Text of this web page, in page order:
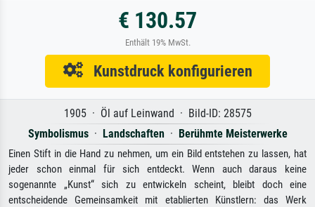
€ 130.57
Enthält 19% MwSt.
Kunstdruck konfigurieren
1905 · Öl auf Leinwand · Bild-ID: 28575
Symbolismus· Landschaften · Berühmte Meisterwerke
Einen Stift in die Hand zu nehmen, um ein Bild entstehen zu lassen, hat
jeder schon einmal für sich entdeckt. Wenn auch daraus keine
sogenannte „Kunst“ sich zu entwickeln scheint, bleibt doch eine
entscheidende Gemeinsamkeit mit etablierten Künstlern: das Werk